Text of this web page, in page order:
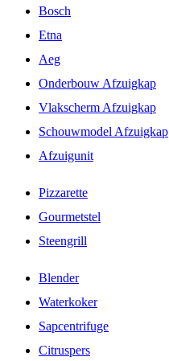
Bosch
Etna
Aeg
Onderbouw Afzuigkap
Vlakscherm Afzuigkap
Schouwmodel Afzuigkap
Afzuigunit
Pizzarette
Gourmetstel
Steengrill
Blender
Waterkoker
Sapcentrifuge
Citruspers